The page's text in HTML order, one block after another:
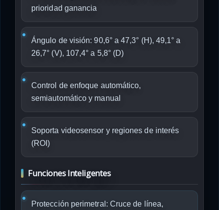
prioridad ganancia
Ángulo de visión: 90,6° a 47,3° (H), 49,1° a
26,7° (V), 107,4° a 5,8° (D)
Control de enfoque automático,
semiautomático y manual
Soporta videosensor y regiones de interés
(ROI)
Funciones Inteligentes
Protección perimetral: Cruce de línea,